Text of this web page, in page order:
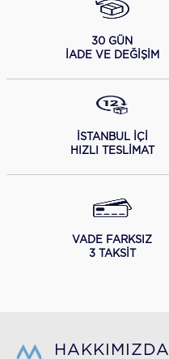
30 GÜN
İADE VE DEĞİŞİM
İSTANBUL İÇİ
HIZLI TESLİMAT
VADE FARKSIZ
3 TAKSİT
HAKKIMIZDA